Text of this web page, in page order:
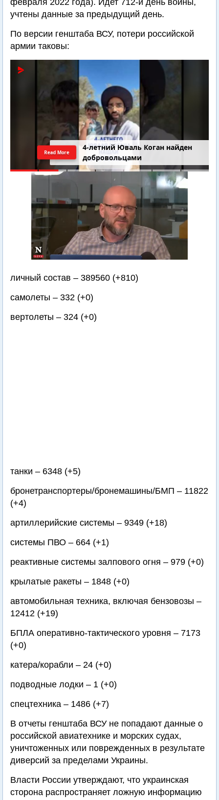
февраля 2022 года). Идет 712-й день войны,
учтены данные за предыдущий день.
По версии генштаба ВСУ, потери российской
армии таковы:
4-летний Юваль Коган найден
добровольцами
Read More
личный состав – 389560 (+810)
самолеты – 332 (+0)
вертолеты – 324 (+0)
танки – 6348 (+5)
бронетранспортеры/бронемашины/БМП – 11822
(+4)
артиллерийские системы – 9349 (+18)
системы ПВО – 664 (+1)
реактивные системы залпового огня – 979 (+0)
крылатые ракеты – 1848 (+0)
автомобильная техника, включая бензовозы –
12412 (+19)
БПЛА оперативно-тактического уровня – 7173
(+0)
катера/корабли – 24 (+0)
подводные лодки – 1 (+0)
спецтехника – 1486 (+7)
В отчеты генштаба ВСУ не попадают данные о
российской авиатехнике и морских судах,
уничтоженных или поврежденных в результате
диверсий за пределами Украины.
Власти России утверждают, что украинская
сторона распространяет ложную информацию